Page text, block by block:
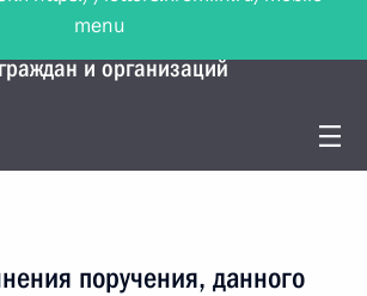
по работе с
и организаций
поручения, данного
menu